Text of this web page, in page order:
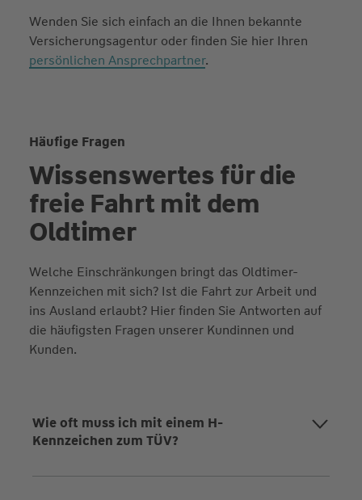
Wenden Sie sich einfach an die Ihnen bekannte
Versicherungsagentur oder finden Sie hier Ihren
persönlichen Ansprechpartner.
Häufige Fragen
Wissenswertes für die
freie Fahrt mit dem
Oldtimer
Welche Einschränkungen bringt das Oldtimer-
Kennzeichen mit sich? Ist die Fahrt zur Arbeit und
ins Ausland erlaubt? Hier finden Sie Antworten auf
die häufigsten Fragen unserer Kundinnen und
Kunden.
Wie oft muss ich mit einem H-
Kennzeichen zum TÜV?